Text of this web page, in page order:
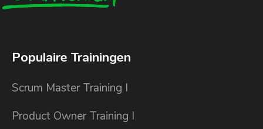
Populaire Trainingen
Scrum Master Training I
Product Owner Training I